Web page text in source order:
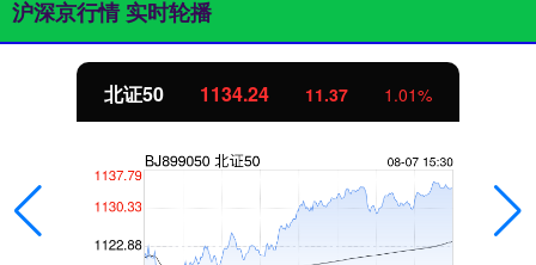
沪深京行情 实时轮播
北证50 1134.24 11.37 1.01%